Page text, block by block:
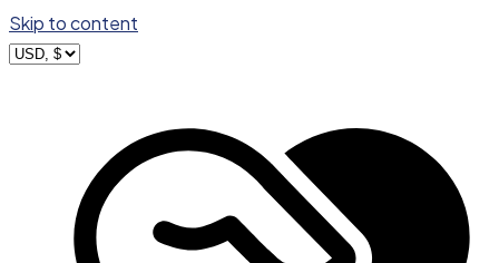
Skip to content